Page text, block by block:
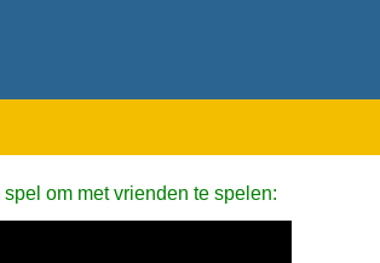
spel om met vrienden te spelen: